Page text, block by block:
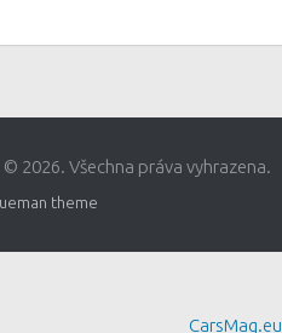
2026. Všechna práva vyhrazena.
theme
CarsMag.eu